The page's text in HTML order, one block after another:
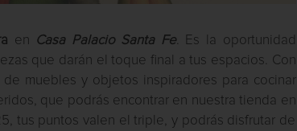
en Casa Palacio Santa Fe. Es la oportunidad
que darán el toque final a tus espacios. Con
muebles y objetos inspiradores para cocinar
que podrás encontrar en nuestra tienda en
tus puntos valen el triple, y podrás disfrutar de